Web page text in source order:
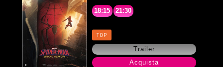
18:15 21:30
TOP
Trailer
Acquista